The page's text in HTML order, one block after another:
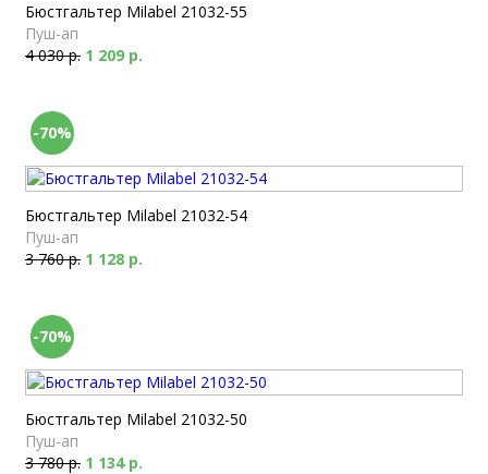
Бюстгальтер Milabel 21032-55
Пуш-ап
4 030 р. 1 209 р.
-70%
Бюстгальтер Milabel 21032-54
Пуш-ап
3 760 р. 1 128 р.
-70%
Бюстгальтер Milabel 21032-50
Пуш-ап
3 780 р. 1 134 р.